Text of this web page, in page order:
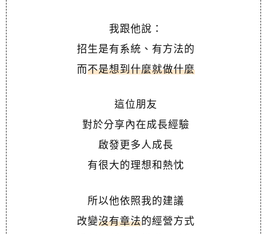
我跟他說：
招生是有系統、有方法的
而不是想到什麼就做什麼
這位朋友
對於分享內在成長經驗
啟發更多人成長
有很大的理想和熱忱
所以他依照我的建議
改變沒有章法的經營方式